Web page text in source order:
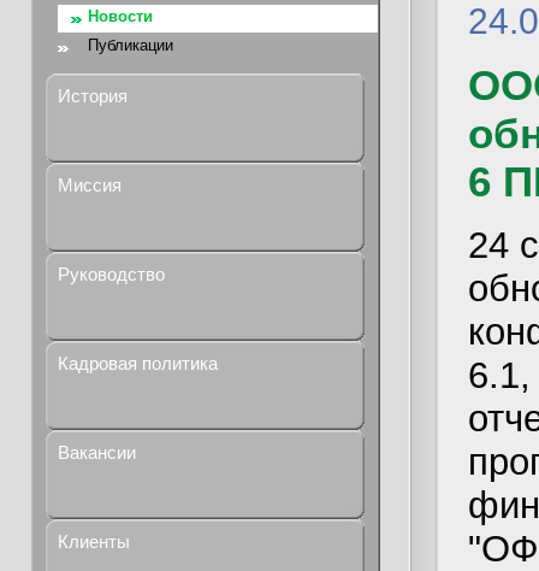
Новости
Публикации
История
Миссия
Руководство
Кадровая политика
Вакансии
Клиенты
6
24